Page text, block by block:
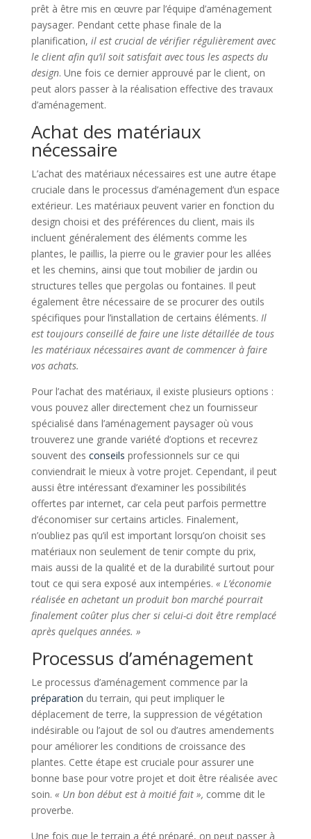
prêt à être mis en œuvre par l’équipe d’aménagement
paysager. Pendant cette phase finale de la
planification, il est crucial de vérifier régulièrement avec
le client afin qu’il soit satisfait avec tous les aspects du
design. Une fois ce dernier approuvé par le client, on
peut alors passer à la réalisation effective des travaux
d’aménagement.
Achat des matériaux
nécessaire
L’achat des matériaux nécessaires est une autre étape
cruciale dans le processus d’aménagement d’un espace
extérieur. Les matériaux peuvent varier en fonction du
design choisi et des préférences du client, mais ils
incluent généralement des éléments comme les
plantes, le paillis, la pierre ou le gravier pour les allées
et les chemins, ainsi que tout mobilier de jardin ou
structures telles que pergolas ou fontaines. Il peut
également être nécessaire de se procurer des outils
spécifiques pour l’installation de certains éléments. Il
est toujours conseillé de faire une liste détaillée de tous
les matériaux nécessaires avant de commencer à faire
vos achats.
Pour l’achat des matériaux, il existe plusieurs options :
vous pouvez aller directement chez un fournisseur
spécialisé dans l’aménagement paysager où vous
trouverez une grande variété d’options et recevrez
souvent des conseils professionnels sur ce qui
conviendrait le mieux à votre projet. Cependant, il peut
aussi être intéressant d’examiner les possibilités
offertes par internet, car cela peut parfois permettre
d’économiser sur certains articles. Finalement,
n’oubliez pas qu’il est important lorsqu’on choisit ses
matériaux non seulement de tenir compte du prix,
mais aussi de la qualité et de la durabilité surtout pour
tout ce qui sera exposé aux intempéries. « L’économie
réalisée en achetant un produit bon marché pourrait
finalement coûter plus cher si celui-ci doit être remplacé
après quelques années. »
Processus d’aménagement
Le processus d’aménagement commence par la
préparation du terrain, qui peut impliquer le
déplacement de terre, la suppression de végétation
indésirable ou l’ajout de sol ou d’autres amendements
pour améliorer les conditions de croissance des
plantes. Cette étape est cruciale pour assurer une
bonne base pour votre projet et doit être réalisée avec
soin. « Un bon début est à moitié fait », comme dit le
proverbe.
Une fois que le terrain a été préparé, on peut passer à